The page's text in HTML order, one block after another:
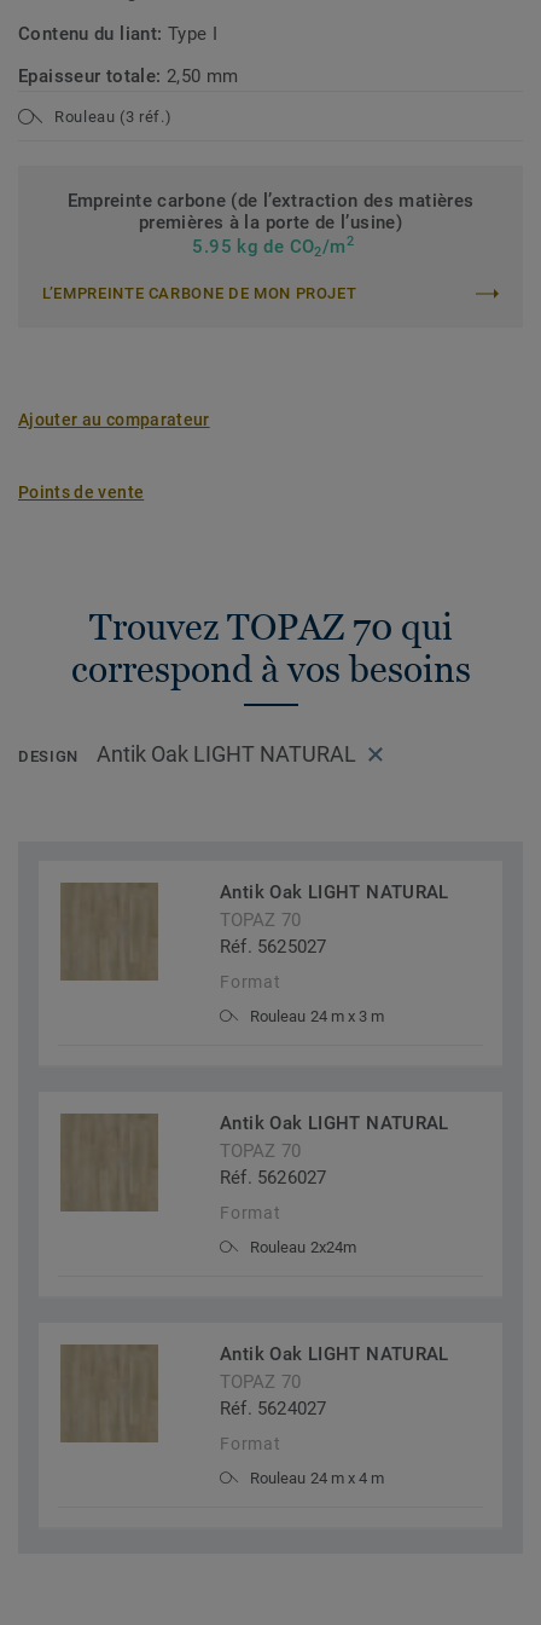
Contenu du liant: Type I
Epaisseur totale: 2,50 mm
Rouleau (3 réf.)
Empreinte carbone (de l’extraction des matières
premières à la porte de l’usine)
5.95 kg de CO2/m2
L’EMPREINTE CARBONE DE MON PROJET
Ajouter au comparateur
Points de vente
Trouvez TOPAZ 70 qui
correspond à vos besoins
DESIGN Antik Oak LIGHT NATURAL
Antik Oak LIGHT NATURAL
TOPAZ 70
Réf. 5625027
Format
Rouleau 24 m x 3 m
Antik Oak LIGHT NATURAL
TOPAZ 70
Réf. 5626027
Format
Rouleau 2x24m
Antik Oak LIGHT NATURAL
TOPAZ 70
Réf. 5624027
Format
Rouleau 24 m x 4 m